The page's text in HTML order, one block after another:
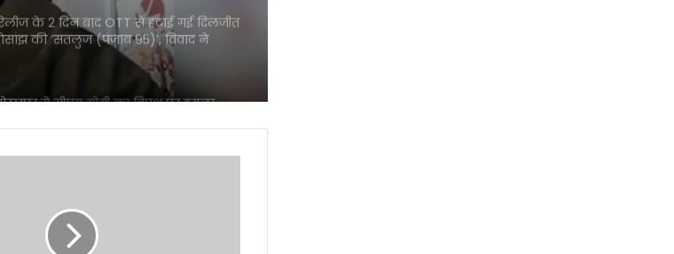
के 2 दिन बाद OTT से हटाई गई दिलजीत
की ‘सतलुज (पंजाब 95)’, विवाद ने
में सीएम योगी का विपक्ष पर हमला,